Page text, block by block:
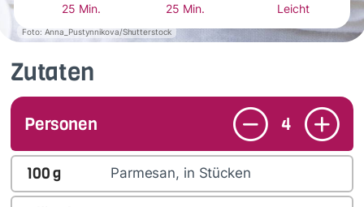
Foto: Anna_Pustynnikova/Shutterstock
25 Min.
25 Min.
Leicht
Zutaten
Personen 4
100g Parmesan, in Stücken